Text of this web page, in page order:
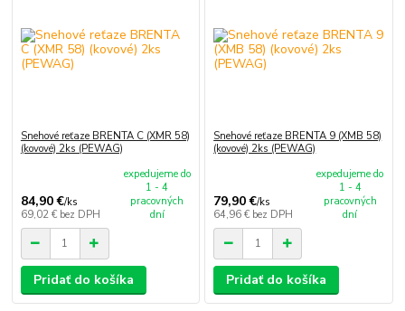
Snehové reťaze BRENTA C (XMR 58)
(kovové) 2ks (PEWAG)
84,90 €/ks
69,02 € bez DPH
expedujeme do
1 - 4
pracovných
dní
Pridať do košíka
Snehové reťaze BRENTA 9 (XMB 58)
(kovové) 2ks (PEWAG)
79,90 €/ks
64,96 € bez DPH
expedujeme do
1 - 4
pracovných
dní
Pridať do košíka